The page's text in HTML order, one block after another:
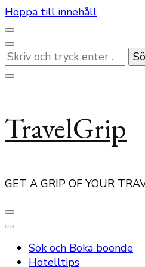
Hoppa till innehåll
Letar
du
efter
TravelGrip
GET A GRIP OF YOUR
Sök och Boka boende
Hotelltips